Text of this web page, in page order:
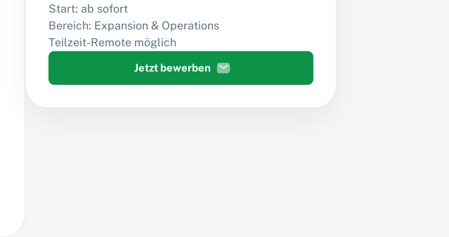
Start: ab sofort
Bereich: Expansion & Operations
Teilzeit-Remote möglich
Jetzt bewerben